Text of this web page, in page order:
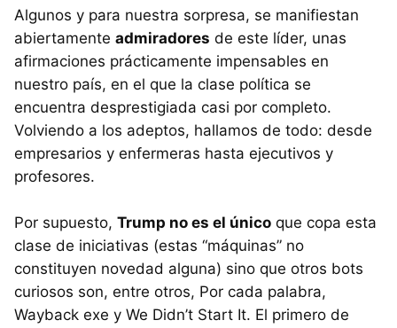
Algunos y para nuestra sorpresa, se manifiestan
abiertamente admiradores de este líder, unas
afirmaciones prácticamente impensables en
nuestro país, en el que la clase política se
encuentra desprestigiada casi por completo.
Volviendo a los adeptos, hallamos de todo: desde
empresarios y enfermeras hasta ejecutivos y
profesores.
Por supuesto, Trump no es el único que copa esta
clase de iniciativas (estas “máquinas” no
constituyen novedad alguna) sino que otros bots
curiosos son, entre otros, Por cada palabra,
Wayback exe y We Didn’t Start It. El primero de